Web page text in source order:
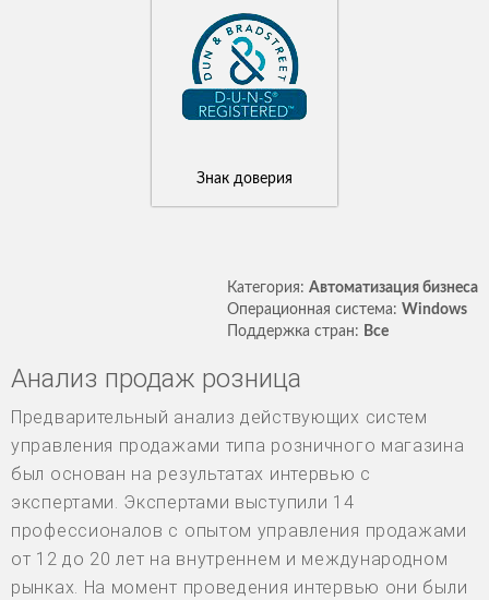
Знак доверия
Категория: Автоматизация бизнеса
Операционная система: Windows
Поддержка стран: Все
Анализ продаж розница
Предварительный анализ действующих систем
управления продажами типа розничного магазина
был основан на результатах интервью с
экспертами. Экспертами выступили 14
профессионалов с опытом управления продажами
от 12 до 20 лет на внутреннем и международном
рынках. На момент проведения интервью они были